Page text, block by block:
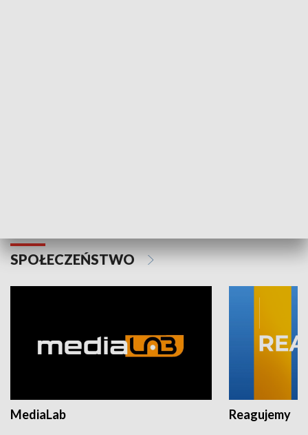
SPOŁECZEŃSTWO
MediaLab Reagujemy